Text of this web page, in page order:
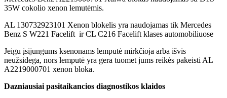
35W cokolio xenon lemutėmis.
AL 130732923101 Xenon blokelis yra naudojamas tik Mercedes
Benz S W221 Facelift ir CL C216 Facelift klases automobiliuose
Jeigu įsijungums ksenonams lemputė mirkčioja arba išvis
neužsidega, nors lemputė yra gera tuomet jums reikės pakeisti AL
A2219000701 xenon bloka.
Dazniausiai pasitaikancios diagnostikos klaidos